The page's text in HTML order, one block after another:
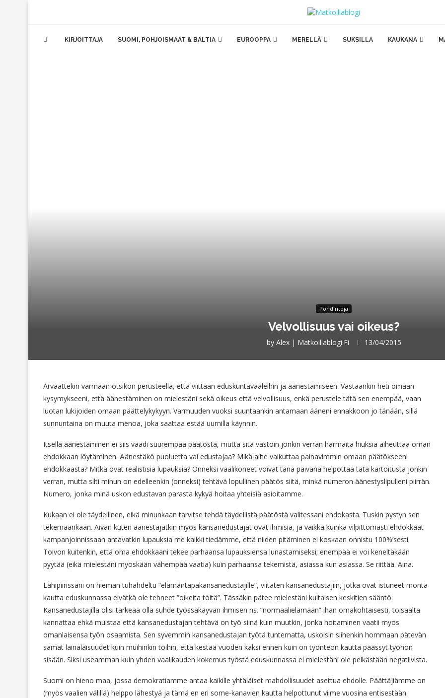
KIRJOITTAJA SUOMI, POHJOISMAAT & BALTIA EUROOPPA MERELLÄ SUKSILLA KAUKANA
Pohdintoja
Velvollisuus vai oikeus?
by Alex | Matkoillablogi.fi 13/04/2015
Arvaattekin varmaan otsikon perusteella, että viittaan eduskuntavaaleihin ja äänestämiseen. Vastaankin heti omaan
kysymykseeni, että äänestäminen on mielestäni sekä oikeus että velvollisuus, enkä perustele tätä sen enempää, vaan
luotan lukijoiden omaan päättelykykyyn. Varmuuden vuoksi suuntaankin antamaan ääneni ennakkoon jo tänään, sillä
sunnuntaina on muuta menoa, joka saattaa estää uurnilla käynnin.
Itsellä äänestäminen ei siis vaadi suurempaa päätöstä, mutta sitä vastoin jonkin verran harmaita hiuksia aiheuttaa oman
ehdokkaan löytäminen. Äänestäkö puoluetta vai edustajaa? Mikä aihe vaikuttaa painavimmin omaan päätökseeni
ehdokkaasta? Mitkä ovat realistisia lupauksia? Onneksi vaalikoneet voivat tänä päivänä helpottaa tätä kartoitusta jonkin
verran, mutta silti minun on edelleenkin (onneksi) tehtävä lopullinen päätös siitä, minkä numeron äänestyslipulleni piirrän.
Numero, jonka minä uskon edustavan parasta kykyä hoitaa yhteisiä asioitamme.
Kukaan ei ole täydellinen, eikä minunkaan tarvitse tehdä täydellistä päätöstä valitessani ehdokasta. Tuskin pystyn sen
tekemäänkään. Aivan kuten äänestäjätkin myös kansanedustajat ovat ihmisiä, ja vaikka kuinka vilpittömästi ehdokkaat
kampanjoinnissaan antavatkin lupauksia me kaikki tiedämme, että niiden pitäminen ei koskaan onnistu 100%’sesti.
Toivon kuitenkin, että oma ehdokkaani tekee parhaansa lupauksiensa lunastamiseksi; enempää ei voi keneltäkään
pyytää (eikä mielestäni myöskään vähempää vaatia) kuin parhaansa tekemistä, asiassa kun asiassa. Se riittää. Aina.
Lähipiirissäni on hieman tuhahdeltu ”elämäntapakansanedustajille”, viitaten kansanedustajiin, jotka ovat istuneet monta
kautta eduskunnassa eivätkä ole tehneet ”oikeita töitä”. Tässäkin pätee mielestäni kultaisen keskitien sääntö:
Kansanedustajilla olisi tärkeää olla suhde työssäkäyvän ihmisen ns. ”normaalielämään” ihan omakohtaisesti, toisaalta
kannattaa ehkä muistaa että kansanedustajan tehtävä on työ siinä kuin muutkin, jonka hoitaminen vaatii myös
omanlaisensa työn osaamista. Sen syvemmin kansanedustajan työtä tuntematta, uskoisin siihenkin hommaan pätevän
samat lainalaisuudet kuin muihinkin töihin, että kestää vuoden kaksi ennen kuin on työnteon kautta päässyt työhön
sisään. Siksi useamman kuin yhden vaalikauden kokemus työstä eduskunnassa ei mielestäni ole pelkästään negatiivista.
Suomi on hieno maa, jossa demokratiamme antaa kaikille yhtäläiset mahdollisuudet asettua ehdolle. Päättäjiämme on
(myös vaalien välillä) helppo lähestyä ja tämä en eri some-kanavien kautta helpottunut viime vuosina entisestään.